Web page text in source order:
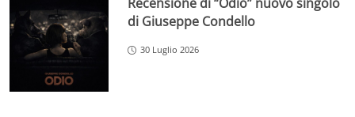
di Giuseppe Condello
30 Luglio 2026